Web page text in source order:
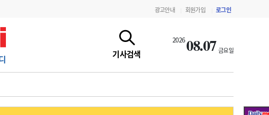
광고안내 회원가입 로그인
기사검색
202608.07 금요일